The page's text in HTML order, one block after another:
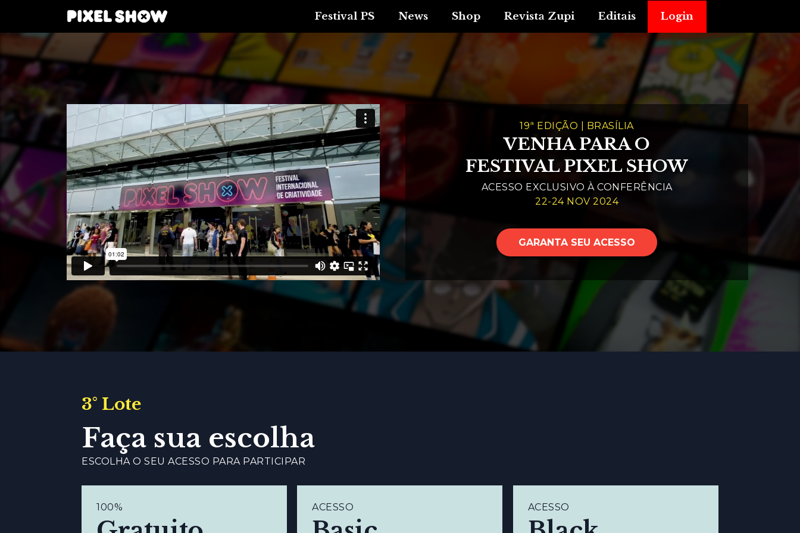
Festival PS News Shop Revista Zupi Editais Login
19ª EDIÇÃO | BRASÍLIA
VENHA PARA O
FESTIVAL PIXEL SHOW
ACESSO EXCLUSIVO À CONFERÊNCIA
22-24 NOV 2024
GARANTA SEU ACESSO
3° Lote
Faça sua escolha
ESCOLHA O SEU ACESSO PARA PARTICIPAR
100% ACESSO ACESSO